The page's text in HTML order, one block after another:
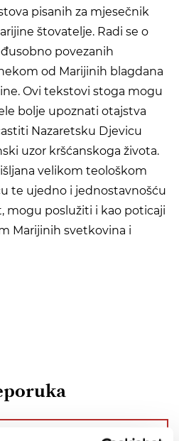
pisanih za mjesečnik
štovatelje. Radi se o
povezanih
od Marijinih blagdana
Ovi tekstovi stoga mogu
bolje upoznati otajstva
Nazaretsku Djevicu
uzor kršćanskoga života.
velikom teološkom
te ujedno i jednostavnošću
mogu poslužiti i kao poticaji
Marijinih svetkovina i